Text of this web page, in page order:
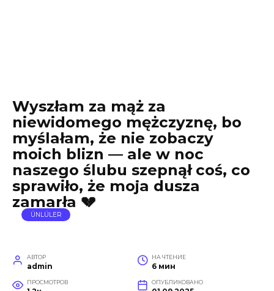
Wyszłam za mąż za
niewidomego mężczyznę, bo
myślałam, że nie zobaczy
moich blizn — ale w noc
naszego ślubu szepnął coś, co
sprawiło, że moja dusza
zamarła 💔
ÜNLÜLER
АВТОР
admin
НА ЧТЕНИЕ
6 мин
ПРОСМОТРОВ ОПУБЛИКОВАНО